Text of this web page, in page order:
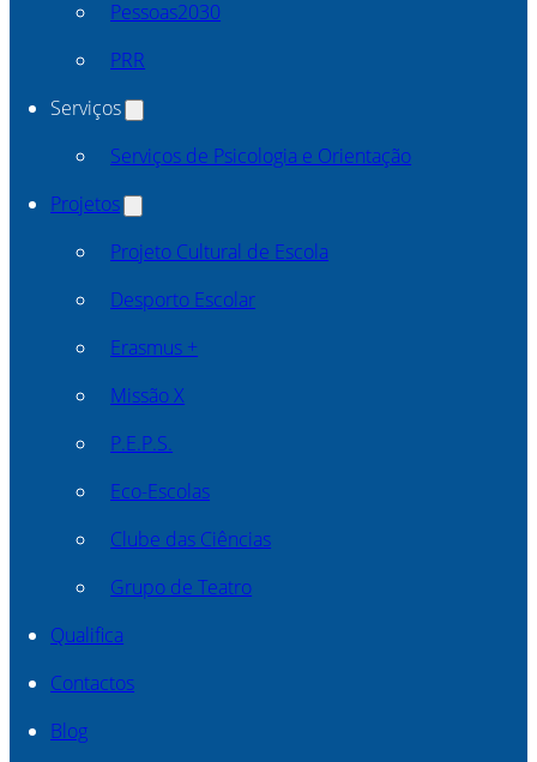
Pessoas2030
PRR
Serviços
Serviços de Psicologia e Orientação
Projetos
Projeto Cultural de Escola
Desporto Escolar
Erasmus +
Missão X
P.E.P.S.
Eco-Escolas
Clube das Ciências
Grupo de Teatro
Qualifica
Contactos
Blog